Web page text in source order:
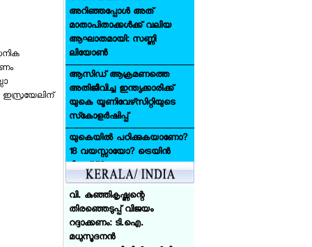
ആഘാതമായി: സണ്ണി
ലിയോണ്‍
ആസിഡ് ആക്രമണത്തെ
അതിജീവിച്ച ഇന്ത്യക്കാരിക്ക്
യുകെ യൂണിവേഴ്‌സിറ്റിയുടെ
സ്‌കോളര്‍ഷിപ്പ്
യുകെയില്‍ പഠിക്കുകയാണോ?
18 വയസ്സായോ? ട്രെയിന്‍
ടിക്കറ്റ് 50 ശതമാനം
ഡിസ്‌കൗണ്ട്: സേവര്‍ റെയില്‍
കാര്‍ഡ് നല്‍കാന്‍ യുകെ
അയര്‍ലന്‍ഡിനായി ചെസില്‍
തിളങ്ങി മലയാളി
സഹോദരങ്ങള്‍; എയ്ഡന്
കിരീടം, എയ്ഞ്ചലിന് രണ്ടാം
കേരളത്തില്‍ 14 ജില്ലകളിലും
കര്‍ക്കടകത്തിലെ പെരുമഴ:
മണ്ണിടിച്ചില്‍, ഉരുള്‍ പൊട്ടല്‍: 3
മരണം
വി. കുഞ്ഞികൃഷ്ണന്റെ
തിരഞ്ഞെടുപ്പ് വിജയം
റദ്ദാക്കണം: ടി.ഐ.
മധുസൂദനന്‍
ഹൈക്കോടതിയില്‍ ഹര്‍ജി
നല്‍കി